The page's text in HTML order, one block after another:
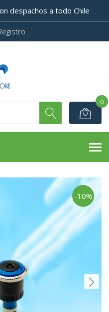
despachos a todo Chile
0
-10%